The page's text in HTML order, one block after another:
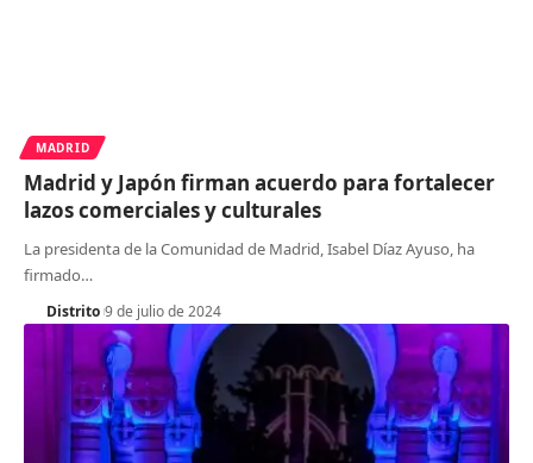
MADRID
Madrid y Japón firman acuerdo para fortalecer
lazos comerciales y culturales
La presidenta de la Comunidad de Madrid, Isabel Díaz Ayuso, ha
firmado…
Distrito 9 de julio de 2024